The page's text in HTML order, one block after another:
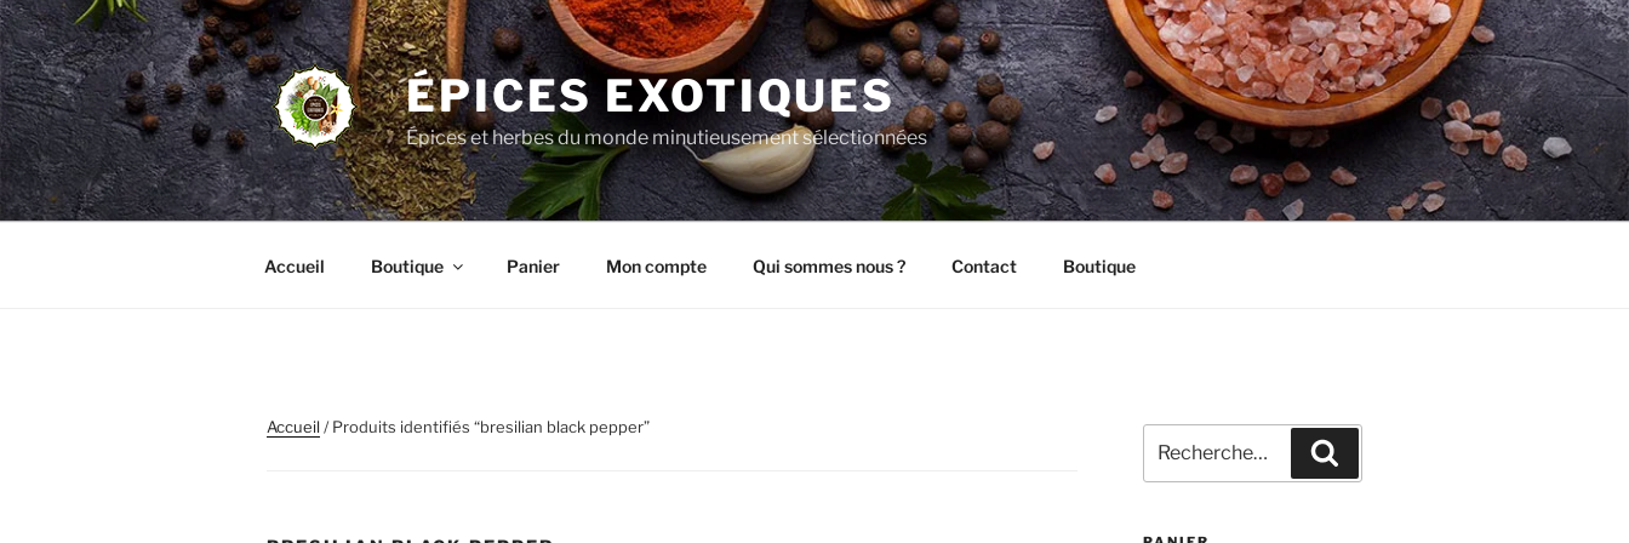
Aller
au
contenu
principal
ÉPICES EXOTIQUES
Épices et herbes du monde minutieusement sélectionnées
Accueil Boutique Panier Mon compte Qui sommes nous ? Contact Boutique
Accueil/ Produits identifiés “bresilian black pepper”
pour
: